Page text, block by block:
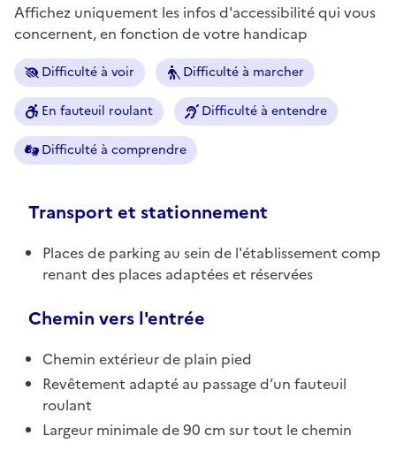
Affichez uniquement les infos d'accessibilité qui vous
concernent, en fonction de votre handicap
Difficulté à voir Difficulté à marcher
En fauteuil roulant Difficulté à entendre
Difficulté à comprendre
Transport et stationnement
Places de parking au sein de l'établissement comp
renant des places adaptées et réservées
Chemin vers l'entrée
Chemin extérieur de plain pied
Revêtement adapté au passage d’un fauteuil
roulant
Largeur minimale de 90 cm sur tout le chemin